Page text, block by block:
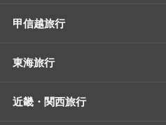
甲信越旅行
東海旅行
近畿・関西旅行